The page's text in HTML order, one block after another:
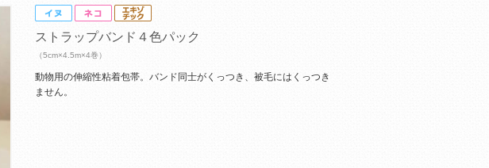
ストラップバンド４色パック
（5cm×4.5m×4巻）
動物用の伸縮性粘着包帯。バンド同士がくっつき、被毛にはくっつき
ません。